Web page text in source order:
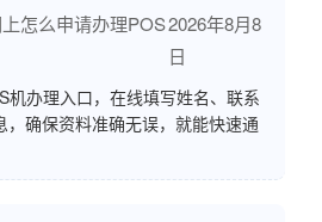
怎么申请办理POS2026年8月8
日
机办理入口，在线填写姓名、联系
，确保资料准确无误，就能快速通